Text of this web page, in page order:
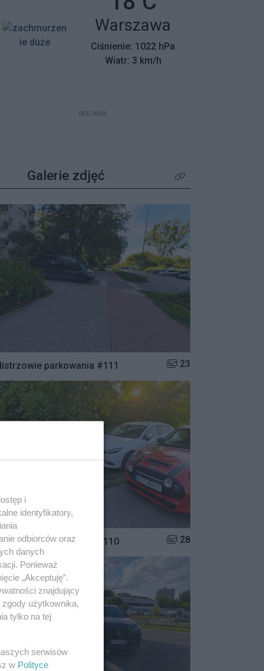
mieszkańców z wyjątkowym
apelem – poszukiwane są osoby,
które pamiętają tamte dni,
wspierały protestujących lub były
Miasto:
Warszawa
Ciśnienie: 1022 hPa
Wiatr: 3 km/h
REKLAMA
Galerie zdjęć Kliknij aby zobaczyć
parkowania #111 Liczba zdjęć w galerii:
23
parkowania #110 Liczba zdjęć w galerii:
28
i
identyfikatory,
odbiorców oraz
danych
Ponieważ
„Akceptuję”.
znajdujący
użytkownika,
tylko na tej
serwisów
w Polityce